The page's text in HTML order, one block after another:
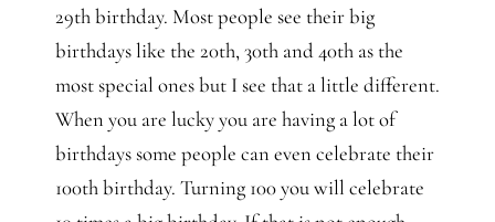
29th birthday. Most people see their big
birthdays like the 20th, 30th and 40th as the
most special ones but I see that a little different.
When you are lucky you are having a lot of
birthdays some people can even celebrate their
100th birthday. Turning 100 you will celebrate